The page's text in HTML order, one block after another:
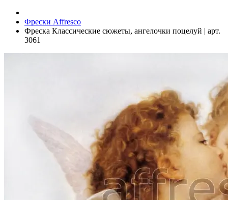
Фрески Affresco
Фреска Классические сюжеты, ангелочки поцелуй | арт.
3061